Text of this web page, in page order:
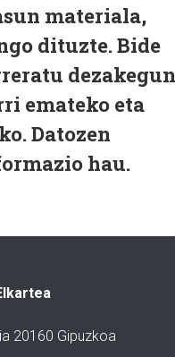
materiala,
dituzte. Bide
dezakegun
emateko eta
Datozen
hau.
20160 Gipuzkoa